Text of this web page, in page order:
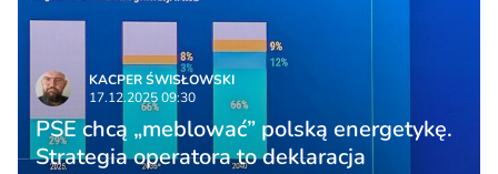
KACPER ŚWISŁO­WSKI
17.12.2025 09:30
PSE chcą „meblować” polską energetykę.
Strategia operatora to deklaracja